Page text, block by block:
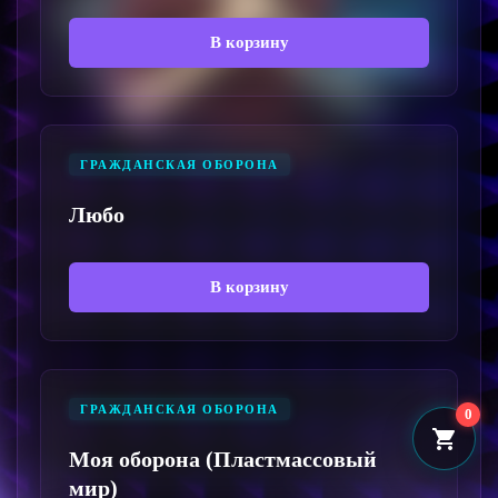
В корзину
ГРАЖДАНСКАЯ ОБОРОНА
Любо
В корзину
ГРАЖДАНСКАЯ ОБОРОНА
Моя оборона (Пластмассовый
мир)
0